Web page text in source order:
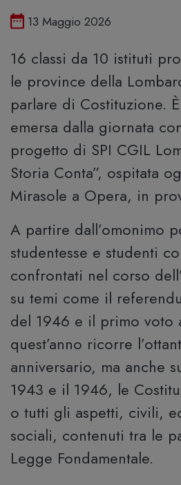
Pubblicato il
13 Maggio 2026
16 classi da 10 istituti
le province della
parlare di Costituzione.
emersa dalla giornata
progetto di SPI CGIL
Storia Conta”, ospitata
Mirasole a Opera, in
A partire dall’omonimo
studentesse e studenti
confrontati nel corso
su temi come il
del 1946 e il primo voto
quest’anno ricorre
anniversario, ma anche
1943 e il 1946, le
o tutti gli aspetti, civili,
sociali, contenuti tra le
Legge Fondamentale.